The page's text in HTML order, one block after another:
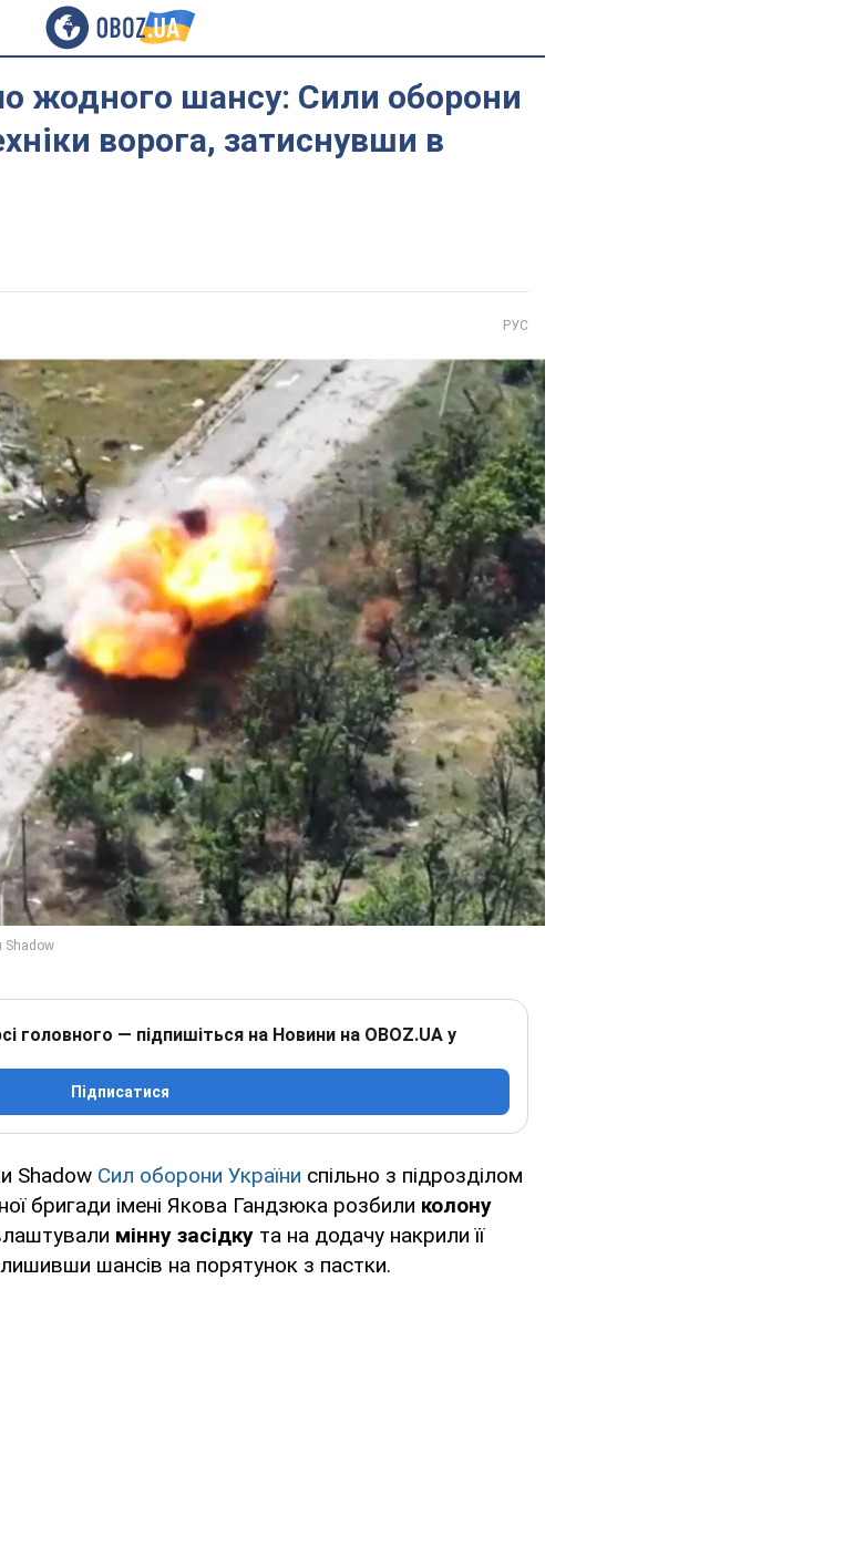
жодного шансу: Сили оборони
ворога, затиснувши в
РУС
головного — підпишіться на Новини на OBOZ.UA у
Підписатися
Shadow Сил оборони України спільно з підрозділом
бригади імені Якова Гандзюка розбили колону
мінну засідку та на додачу накрили її
шансів на порятунок з пастки.